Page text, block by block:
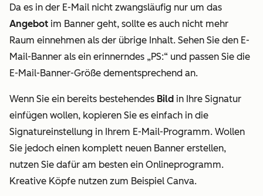
Da es in der E-Mail nicht zwangsläufig nur um das
Angebot im Banner geht, sollte es auch nicht mehr
Raum einnehmen als der übrige Inhalt. Sehen Sie den E-
Mail-Banner als ein erinnerndes „PS:“ und passen Sie die
E-Mail-Banner-Größe dementsprechend an.
Wenn Sie ein bereits bestehendes Bild in Ihre Signatur
einfügen wollen, kopieren Sie es einfach in die
Signatureinstellung in Ihrem E-Mail-Programm. Wollen
Sie jedoch einen komplett neuen Banner erstellen,
nutzen Sie dafür am besten ein Onlineprogramm.
Kreative Köpfe nutzen zum Beispiel Canva.